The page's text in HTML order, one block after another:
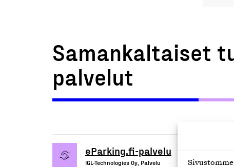
Samankaltaiset
palvelut
eParking.fi-palvelu
IGL-Technologies Oy, Palvelu